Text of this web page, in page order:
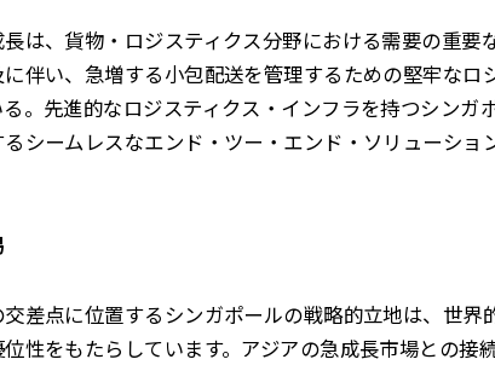
は、貨物・ロジスティクス分野における需要の重要
伴い、急増する小包配送を管理するための堅牢なロ
。先進的なロジスティクス・インフラを持つシンガ
シームレスなエンド・ツー・エンド・ソリューショ
差点に位置するシンガポールの戦略的立地は、世界
性をもたらしています。アジアの急成長市場との接